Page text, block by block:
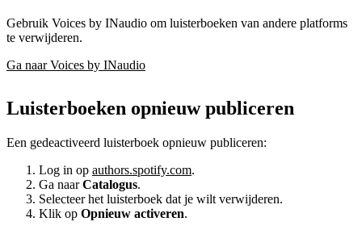
Gebruik Voices by INaudio om luisterboeken van andere platforms
te verwijderen.
Ga naar Voices by INaudio
Luisterboeken opnieuw publiceren
Een gedeactiveerd luisterboek opnieuw publiceren:
Log in op authors.spotify.com.
Ga naarCatalogus.
Selecteer het luisterboek dat je wilt verwijderen.
Klik op Opnieuw activeren.